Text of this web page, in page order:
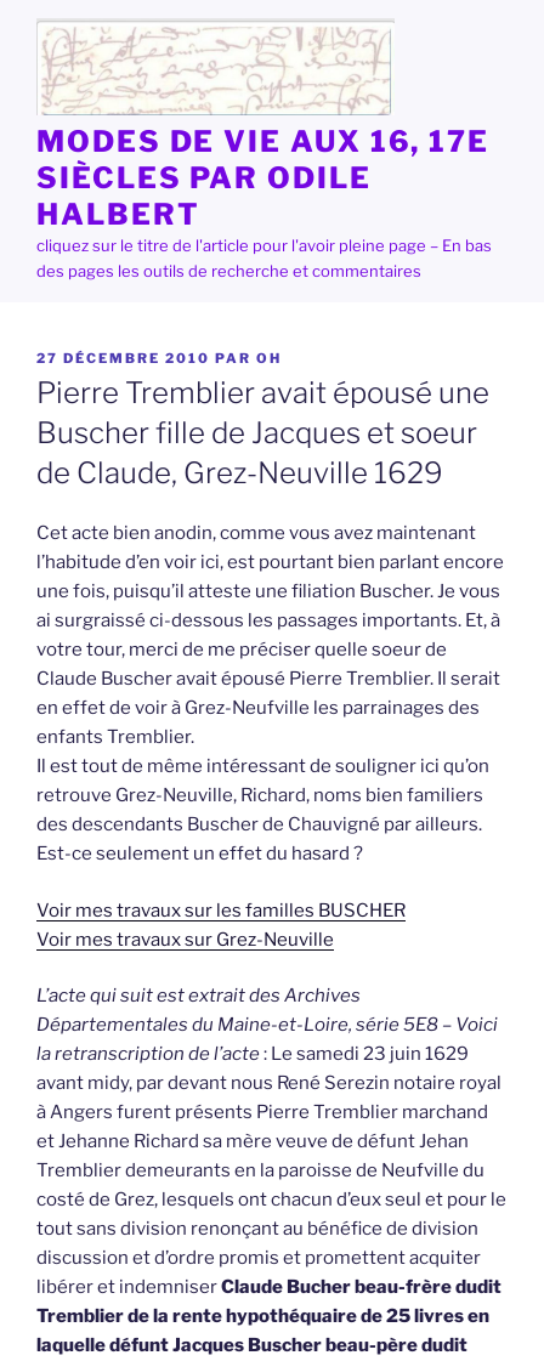
contenu
principal
MODES DE VIE AUX 16, 17E
SIÈCLES PAR ODILE
HALBERT
cliquez sur le titre de l'article pour l'avoir pleine page – En bas
des pages les outils de recherche et commentaires
PUBLIÉ
LE
27 DÉCEMBRE 2010 PAR OH
Pierre Tremblier avait épousé une
Buscher fille de Jacques et soeur
de Claude, Grez-Neuville 1629
Cet acte bien anodin, comme vous avez maintenant
l’habitude d’en voir ici, est pourtant bien parlant encore
une fois, puisqu’il atteste une filiation Buscher. Je vous
ai surgraissé ci-dessous les passages importants. Et, à
votre tour, merci de me préciser quelle soeur de
Claude Buscher avait épousé Pierre Tremblier. Il serait
en effet de voir à Grez-Neufville les parrainages des
enfants Tremblier.
Il est tout de même intéressant de souligner ici qu’on
retrouve Grez-Neuville, Richard, noms bien familiers
des descendants Buscher de Chauvigné par ailleurs.
Est-ce seulement un effet du hasard ?
Voir mes travaux sur les familles BUSCHER
Voir mes travaux sur Grez-Neuville
L’acte qui suit est extrait des Archives
Départementales du Maine-et-Loire, série 5E8 – Voici
la retranscription de l’acte: Le samedi 23 juin 1629
avant midy, par devant nous René Serezin notaire royal
à Angers furent présents Pierre Tremblier marchand
et Jehanne Richard sa mère veuve de défunt Jehan
Tremblier demeurants en la paroisse de Neufville du
costé de Grez, lesquels ont chacun d’eux seul et pour le
tout sans division renonçant au bénéfice de division
discussion et d’ordre promis et promettent acquiter
libérer et indemniserClaude Bucher beau-frère dudit
Tremblier de la rente hypothéquaire de 25 livres en
laquelle défunt Jacques Buscher beau-père dudit